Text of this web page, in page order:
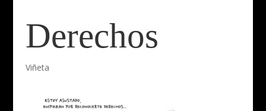
Derechos
Viñeta